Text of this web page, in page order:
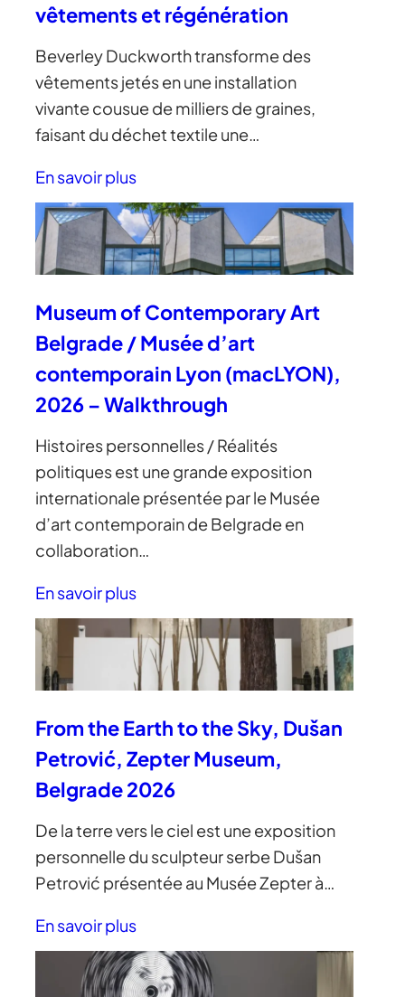
vêtements et régénération
Beverley Duckworth transforme des
vêtements jetés en une installation
vivante cousue de milliers de graines,
faisant du déchet textile une…
En savoir plus
Museum of Contemporary Art
Belgrade / Musée d’art
contemporain Lyon (macLYON),
2026 – Walkthrough
Histoires personnelles / Réalités
politiques est une grande exposition
internationale présentée par le Musée
d’art contemporain de Belgrade en
collaboration…
En savoir plus
From the Earth to the Sky, Dušan
Petrović, Zepter Museum,
Belgrade 2026
De la terre vers le ciel est une exposition
personnelle du sculpteur serbe Dušan
Petrović présentée au Musée Zepter à…
En savoir plus